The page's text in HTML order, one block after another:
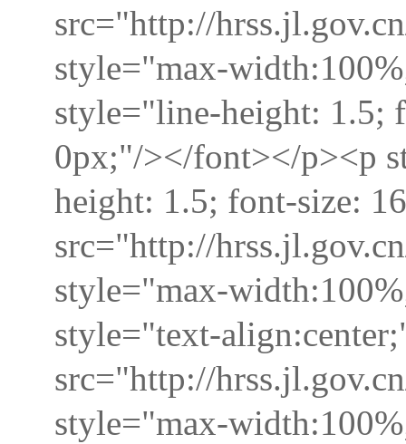
src="http://
style="max-
style="line-height: 1.5;
0px;"/></font></p><p
height: 1.5; font-size:
src="http://
style="max-
style="text-
src="http://
style="max-